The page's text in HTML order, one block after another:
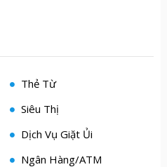
Thẻ Từ
Siêu Thị
Dịch Vụ Giặt Ủi
Ngân Hàng/ATM